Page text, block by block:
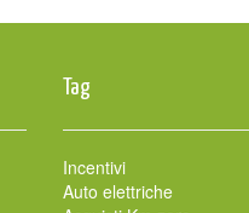
Tag
Incentivi
Auto elettriche